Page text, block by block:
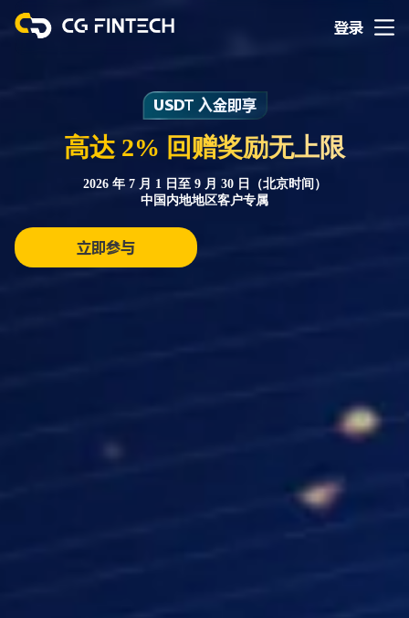
登录
USDT 入金即享
高达 2% 回赠奖励无上限
2026 年 7 月 1 日至 9 月 30 日（北京时间）
中国内地地区客户专属
立即参与